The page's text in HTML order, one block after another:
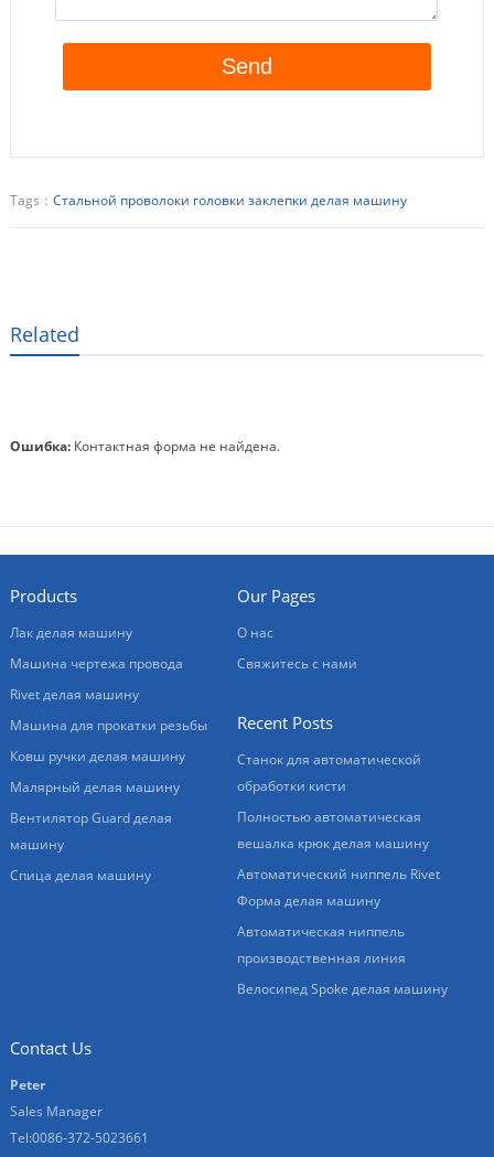
Tags： Стальной проволоки головки заклепки делая машину
Related
Ошибка:Контактная форма не найдена.
Products
Лак делая машину
Машина чертежа провода
Rivet делая машину
Машина для прокатки резьбы
Ковш ручки делая машину
Малярный делая машину
Вентилятор Guard делая
машину
Спица делая машину
Our Pages
О нас
Свяжитесь с нами
Recent Posts
Станок для автоматической
обработки кисти
Полностью автоматическая
вешалка крюк делая машину
Автоматический ниппель Rivet
Форма делая машину
Автоматическая ниппель
производственная линия
Велосипед Spoke делая машину
Contact Us
Peter
Sales Manager
Tel:0086-372-5023661